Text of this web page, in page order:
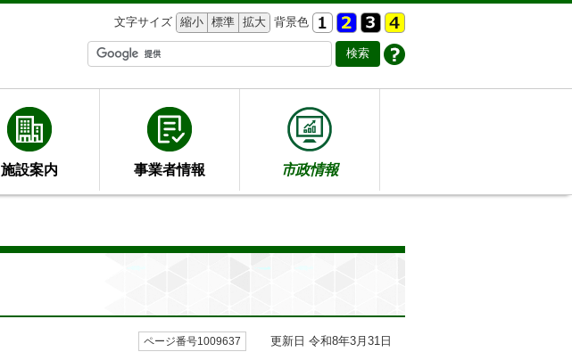
文字サイズ 縮小 標準 拡大 背景色
施設案内 事業者情報 市政情報
ページ番号1009637 更新日 令和8年3月31日